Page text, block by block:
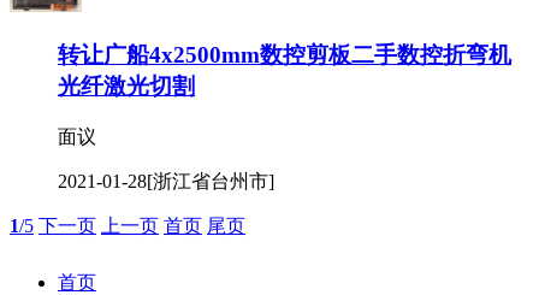
转让广船4x2500mm数控剪板二手数控折弯机
光纤激光切割
面议
2021-01-28[浙江省台州市]
1/5 下一页 上一页 首页 尾页
首页